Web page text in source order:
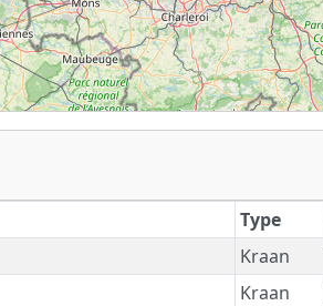
Type
Kraan
Kraan